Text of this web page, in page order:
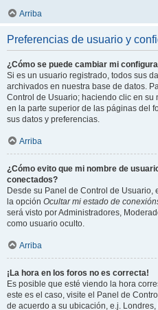
Arriba
Preferencias de usuario y
¿Cómo se puede cambiar mi
Si es un usuario registrado, todos sus
archivados en nuestra base de datos.
Control de Usuario; haciendo clic en
en la parte superior de las páginas del
sus datos y preferencias.
Arriba
¿Cómo evito que mi nombre de
conectados?
Desde su Panel de Control de Usuario,
la opción Ocultar mi estado de
será visto por Administradores,
como usuario oculto.
Arriba
¡La hora en los foros no es correcta!
Es posible que esté viendo la hora
este es el caso, visite el Panel de
de acuerdo a su ubicación, e.j.